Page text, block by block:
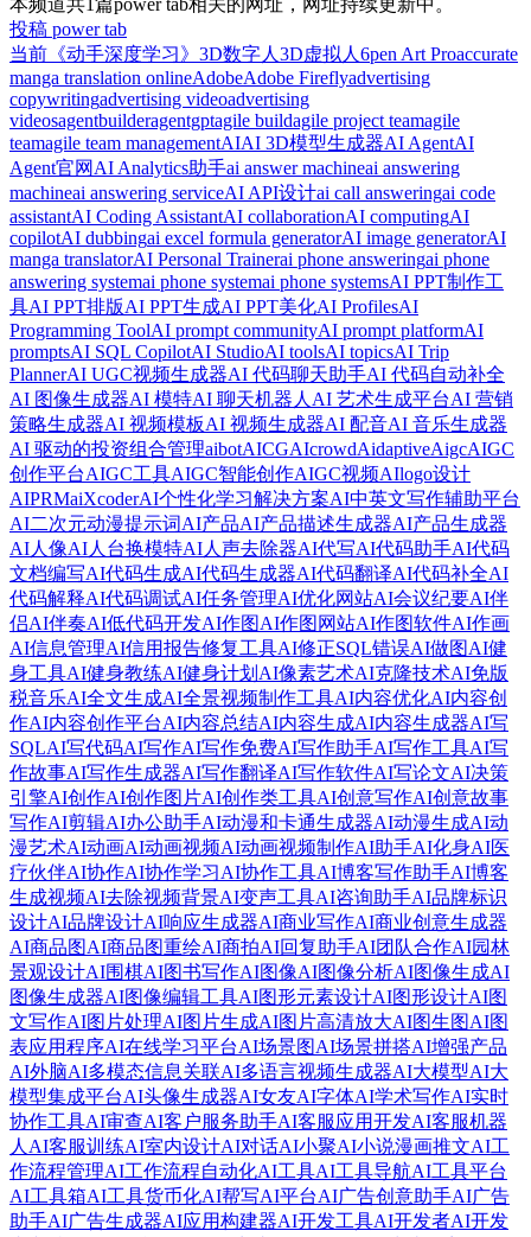
投稿 power tab
当前 《动手深度学习》 3D数字人 3D虚拟人 6pen Art Proaccurate
manga translation onlineAdobeAdobe Fireflyadvertising
copywritingadvertising videoadvertising
videosagentbuilderagentgptagile buildagile project teamagile
teamagile team managementAIAI 3D模型生成器AI AgentAI
Agent官网 AI Analytics助手ai answer machineai answering
machineai answering serviceAI API设计ai call answeringai code
assistantAI Coding AssistantAI collaborationAI computingAI
copilotAI dubbingai excel formula generatorAI image generatorAI
manga translatorAI Personal Trainerai phone answeringai phone
answering systemai phone systemai phone systemsAI PPT制作工
具AI PPT排版AI PPT生成AI PPT美化AI ProfilesAI
Programming ToolAI prompt communityAI prompt platformAI
promptsAI SQL CopilotAI StudioAI toolsAI topicsAI Trip
PlannerAI UGC视频生成器AI 代码聊天助手AI 代码自动补全
AI 图像生成器AI 模特AI 聊天机器人 AI 艺术生成平台AI 营销
策略生成器AI 视频模板AI 视频生成器AI 配音AI 音乐生成器
AI 驱动的投资组合管理aibotAICGAIcrowdAidaptiveAigcAIGC
创作平台AIGC工具AIGC智能创作AIGC视频AIlogo设计
AIPRMaiXcoderAI个性化学习解决方案AI中英文写作辅助平台
AI二次元动漫提示词AI产品AI产品描述生成器AI产品生成器
AI人像AI人台换模特AI人声去除器AI代写AI代码助手AI代码
文档编写AI代码生成AI代码生成器AI代码翻译AI代码补全AI
代码解释AI代码调试AI任务管理AI优化网站AI会议纪要AI伴
侣AI伴奏AI低代码开发AI作图AI作图网站AI作图软件AI作画
AI信息管理AI信用报告修复工具AI修正SQL错误AI做图AI健
身工具AI健身教练AI健身计划 AI像素艺术AI克隆技术AI免版
税音乐AI全文生成AI全景视频制作工具AI内容优化AI内容创
作AI内容创作平台AI内容总结AI内容生成AI内容生成器AI写
SQLAI写代码AI写作AI写作免费AI写作助手AI写作工具AI写
作故事AI写作生成器AI写作翻译AI写作软件AI写论文AI决策
引擎AI创作AI创作图片AI创作类工具AI创意写作AI创意故事
写作AI剪辑AI办公助手AI动漫和卡通生成器AI动漫生成AI动
漫艺术AI动画AI动画视频AI动画视频制作AI助手AI化身AI医
疗伙伴AI协作AI协作学习AI协作工具AI博客写作助手AI博客
生成视频AI去除视频背景AI变声工具AI咨询助手AI品牌标识
设计AI品牌设计AI响应生成器AI商业写作AI商业创意生成器
AI商品图AI商品图重绘AI商拍AI回复助手AI团队合作AI园林
景观设计AI围棋AI图书写作AI图像AI图像分析AI图像生成AI
图像生成器AI图像编辑工具AI图形元素设计AI图形设计AI图
文写作AI图片处理AI图片生成AI图片高清放大AI图生图AI图
表应用程序AI在线学习平台AI场景图AI场景拼搭AI增强产品
AI外脑AI多模态信息关联AI多语言视频生成器AI大模型AI大
模型集成平台AI头像生成器AI女友AI字体AI学术写作AI实时
协作工具AI审查AI客户服务助手AI客服应用开发AI客服机器
人 AI客服训练AI室内设计AI对话AI小聚AI小说漫画推文AI工
作流程管理AI工作流程自动化AI工具AI工具导航AI工具平台
AI工具箱AI工具货币化AI帮写AI平台AI广告创意助手AI广告
助手AI广告生成器AI应用构建器AI开发工具AI开发者AI开发